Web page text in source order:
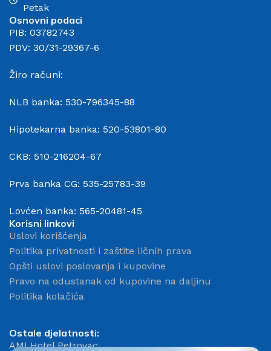
Petak
Osnovni podaci
PIB: 03782743
PDV: 30/31-29367-6
Žiro računi:
NLB banka: 530-796345-88
Hipotekarna banka: 520-53801-80
CKB: 510-216204-67
Prva banka CG: 535-25783-39
Lovćen banka: 565-20481-45
Korisni linkovi
Uslovi korišćenja
Politika privatnosti i zaštite ličnih prava
Opšti uslovi poslovanja i kupovine
Pravo na odustanak od kupovine na daljinu
Politika kolačića
Ostale djelatnosti:
AMI Hotel Petrovac